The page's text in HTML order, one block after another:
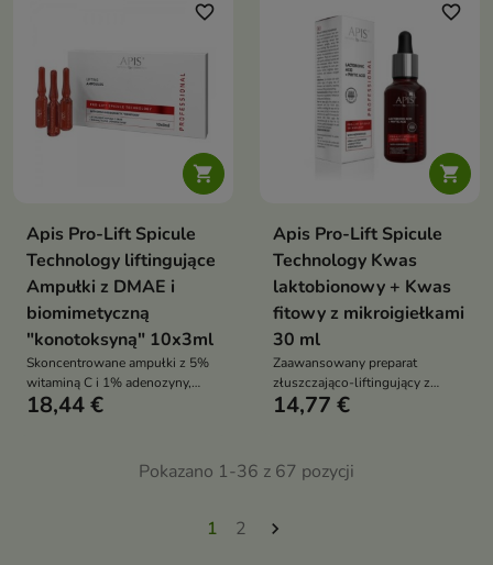

favorite_border
Apis Pro-Lift Spicule
Technology liftingujące
Ampułki z DMAE i
biomimetyczną
"konotoksyną" 10x3ml
Skoncentrowane ampułki z 5%
witaminą C i 1% adenozyny,
które intensywnie rozświetlają,
18,44 €

favorite_border
Apis Pro-Lift Spicule
Technology Kwas
laktobionowy + Kwas
fitowy z mikroigiełkami
30 ml
Zaawansowany preparat
złuszczająco-liftingujący z
mikroigiełkami i kwasami, który
skóry
14,77 €
Pokazano 1-36 z 67 pozycji
1 2 